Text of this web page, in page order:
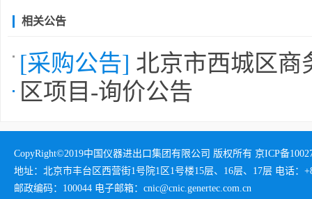
相关公告
[采购公告] 北京市西城区商
区项目-询价公告
CopyRight©2019中国仪器进出口集团有限公司 版权所有 京ICP备
地址：北京市丰台区西营街1号院1区1号楼15层、16层、17层 电话：
邮政编码：100044 电子邮箱：cnic@cnic.genertec.com.cn